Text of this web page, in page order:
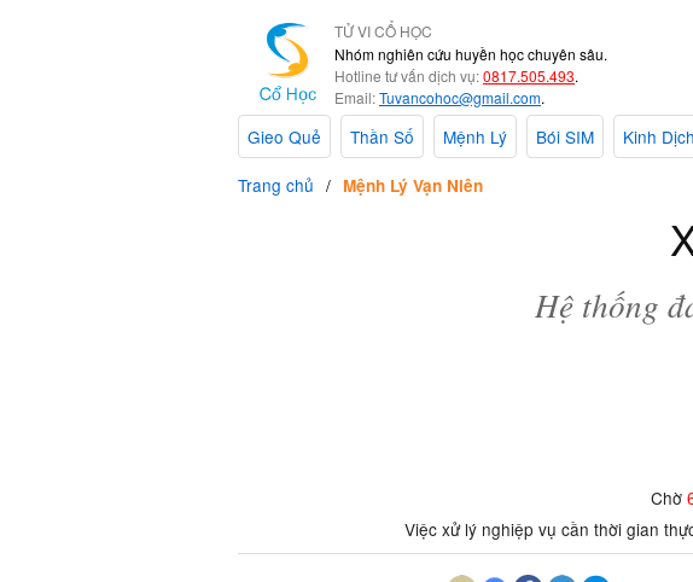
TỬ VI CỔ HỌC
Nhóm nghiên cứu huyền học chuyên sâu.
Hotline tư vấn dịch vụ:0817.505.493.
Email:Tuvancohoc@gmail.com.
Gieo Quẻ Thần Số Mệnh Lý Bói SIM Kinh Dịch
Trang chủ
Mệnh Lý Vạn Niên
Hệ thống
Chờ
Việc xử lý nghiệp vụ cần thời gian